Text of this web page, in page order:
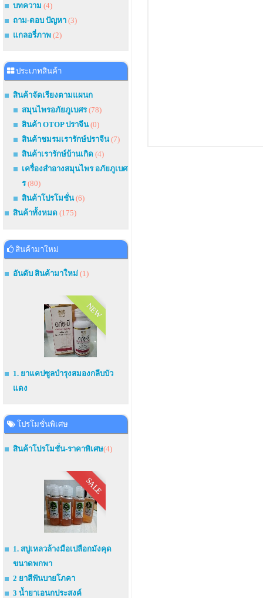
บทความ (4)
ถาม-ตอบ ปัญหา (3)
แกลอรี่ภาพ (2)
ประเภทสินค้า
สินค้าจัดเรียงตามแผนก
สมุนไพรอภัยภูเบศร(78)
สินค้า OTOP ปราจีน(0)
สินค้าชมรมเรารักษ์ปราจีน(7)
สินค้าเรารักษ์บ้านเกิด (4)
เครื่องสำอางสมุนไพร อภัยภูเบศ
ร(80)
สินค้าโปรโมชั่น(6)
สินค้าทั้งหมด (175)
สินค้ามาใหม่
อันดับ สินค้ามาใหม่ (1)
NEW
1. ยาแคปซูลบำรุงสมองกลีบบัว
แดง
โปรโมชั่นพิเศษ
สินค้าโปรโมชั่น-ราคาพิเศษ(4)
SALE
1. สบู่เหลวล้างมือเปลือกมังคุด
ขนาดพกพา
2 ยาสีฟันบายโภคา
3 น้ำยาเอนกประสงค์